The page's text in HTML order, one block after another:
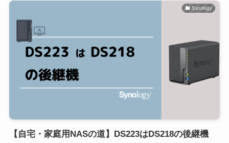
Synology
【自宅・家庭用NASの道】DS223はDS218の後継機